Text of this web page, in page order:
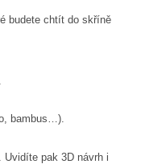
budete chtít do skříně
bambus…).
pak 3D návrh i